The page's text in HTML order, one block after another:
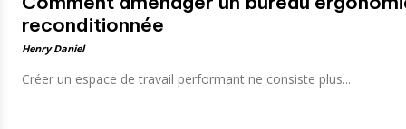
reconditionnée
Henry Daniel
Créer un espace de travail performant ne consiste plus...